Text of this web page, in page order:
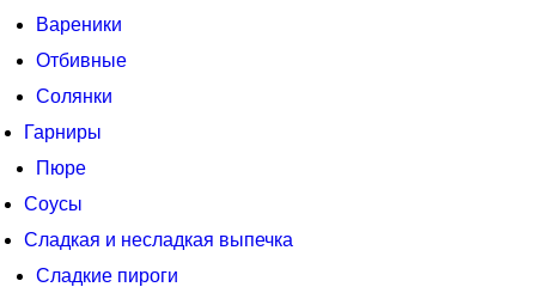
Вареники
Отбивные
Солянки
Гарниры
Пюре
Соусы
Сладкая и несладкая выпечка
Сладкие пироги